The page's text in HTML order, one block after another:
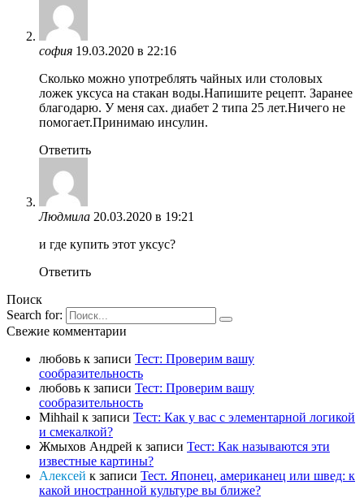
софия 19.03.2020 в 22:16
Сколько можно употреблять чайных или столовых
ложек уксуса на стакан воды.Напишите рецепт. Заранее
благодарю. У меня сах. диабет 2 типа 25 лет.Ничего не
помогает.Принимаю инсулин.
Ответить
Людмила 20.03.2020 в 19:21
и где купить этот уксус?
Ответить
Поиск
Search for:
Свежие комментарии
любовь к записи Тест: Проверим вашу
сообразительность
любовь к записи Тест: Проверим вашу
сообразительность
Mihhail к записи Тест: Как у вас с элементарной логикой
и смекалкой?
Жмыхов Андрей к записи Тест: Как называются эти
известные картины?
Алексей к записи Тест. Японец, американец или швед: к
какой иностранной культуре вы ближе?